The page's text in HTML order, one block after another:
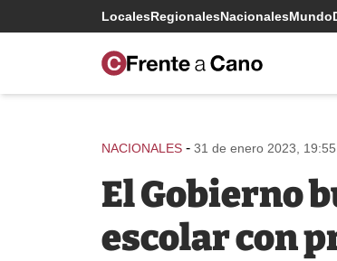
LocalesRegionalesNacionalesMundo
NACIONALES - 31 de enero 2023, 19:55
El Gobierno
escolar con